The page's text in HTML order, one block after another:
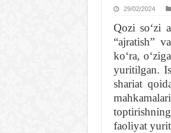
29/02/2024
Qozi soʻzi
“ajratish”
koʻra,
yuritilgan.
shariat
faoliyat